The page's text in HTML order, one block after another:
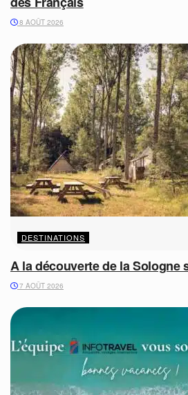
8 AOÛT 2026
DESTINATIONS
A la découverte de la Sologne
7 AOÛT 2026